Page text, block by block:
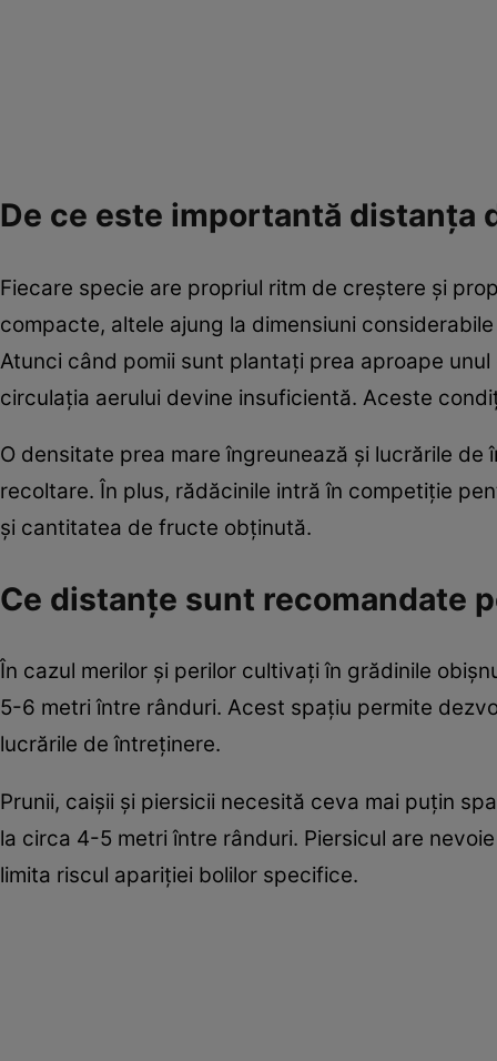
De ce este importantă
Fiecare specie are propriul ritm de creștere și
compacte, altele ajung la dimensiuni
Atunci când pomii sunt plantați prea aproape
circulația aerului devine insuficientă. Aceste
O densitate prea mare îngreunează și lucrările
recoltare. În plus, rădăcinile intră în competiție
și cantitatea de fructe obținută.
Ce distanțe sunt recomandate
În cazul merilor și perilor cultivați în grădinile
5-6 metri între rânduri. Acest spațiu permite
lucrările de întreținere.
Prunii, caișii și piersicii necesită ceva mai puțin
la circa 4-5 metri între rânduri. Piersicul are
limita riscul apariției bolilor specifice.